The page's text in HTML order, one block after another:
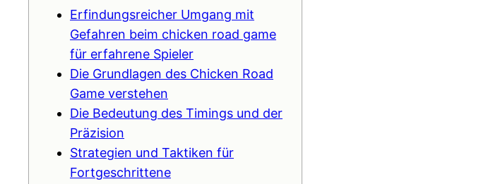
Erfindungsreicher Umgang mit
Gefahren beim chicken road game
für erfahrene Spieler
Die Grundlagen des Chicken Road
Game verstehen
Die Bedeutung des Timings und der
Präzision
Strategien und Taktiken für
Fortgeschrittene